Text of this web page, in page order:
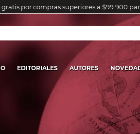
gratis por compras superiores a $99.900
EDITORIALES AUTORES